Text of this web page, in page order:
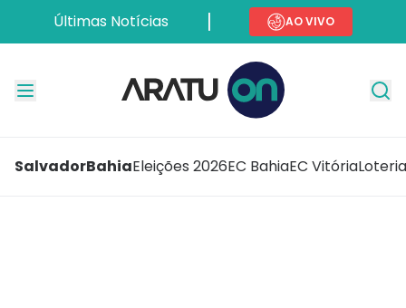
Últimas Notícias AO VIVO
SalvadorBahiaEleições 2026EC BahiaEC Vitória